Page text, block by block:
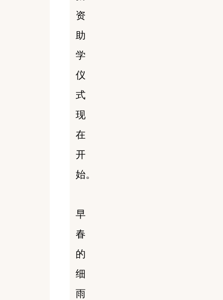
资
助
学
仪
式
现
在
开
始。
早
春
的
细
雨